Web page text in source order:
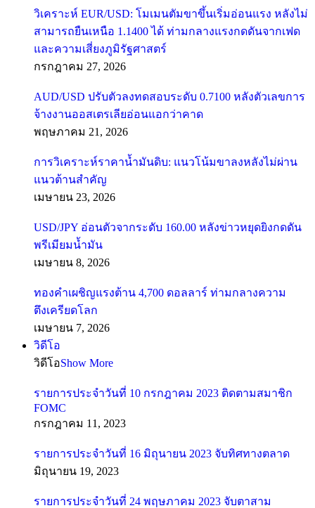
วิเคราะห์ EUR/USD: โมเมนตัมขาขึ้นเริ่มอ่อนแรง หลังไม่
สามารถยืนเหนือ 1.1400 ได้ ท่ามกลางแรงกดดันจากเฟด
และความเสี่ยงภูมิรัฐศาสตร์
กรกฎาคม 27, 2026
AUD/USD ปรับตัวลงทดสอบระดับ 0.7100 หลังตัวเลขการ
จ้างงานออสเตรเลียอ่อนแอกว่าคาด
พฤษภาคม 21, 2026
การวิเคราะห์ราคาน้ำมันดิบ: แนวโน้มขาลงหลังไม่ผ่าน
แนวต้านสำคัญ
เมษายน 23, 2026
USD/JPY อ่อนตัวจากระดับ 160.00 หลังข่าวหยุดยิงกดดัน
พรีเมียมน้ำมัน
เมษายน 8, 2026
ทองคำเผชิญแรงต้าน 4,700 ดอลลาร์ ท่ามกลางความ
ตึงเครียดโลก
เมษายน 7, 2026
วิดีโอ
วิดีโอShow More
รายการประจำวันที่ 10 กรกฎาคม 2023 ติดตามสมาชิก
FOMC
กรกฎาคม 11, 2023
รายการประจำวันที่ 16 มิถุนายน 2023 จับทิศทางตลาด
มิถุนายน 19, 2023
รายการประจำวันที่ 24 พฤษภาคม 2023 จับตาสาม